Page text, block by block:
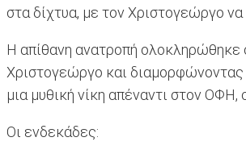
στα δίχτυα, με τον Χριστογεώργο
Η απίθανη ανατροπή ολοκληρώθηκε
Χριστογεώργο και διαμορφώνοντας
μια μυθική νίκη απέναντι στον
Οι ενδεκάδες: